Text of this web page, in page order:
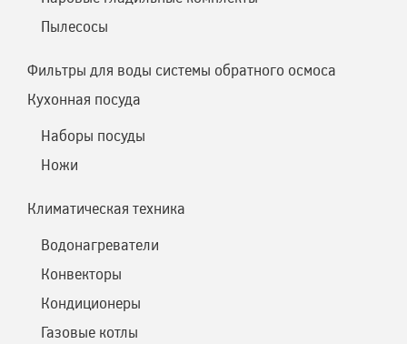
Пылесосы
Фильтры для воды системы обратного осмоса
Кухонная посуда
Наборы посуды
Ножи
Климатическая техника
Водонагреватели
Конвекторы
Кондиционеры
Газовые котлы